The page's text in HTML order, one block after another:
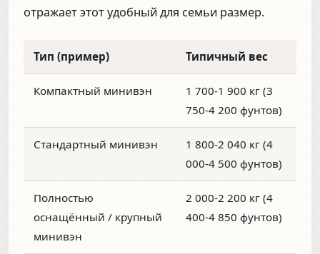
отражает этот удобный для семьи размер.
Тип (пример) Типичный вес
Компактный минивэн
1 700-1 900 кг (3
750-4 200 фунтов)
Стандартный минивэн
1 800-2 040 кг (4
000-4 500 фунтов)
Полностью
оснащённый / крупный
минивэн
2 000-2 200 кг (4
400-4 850 фунтов)